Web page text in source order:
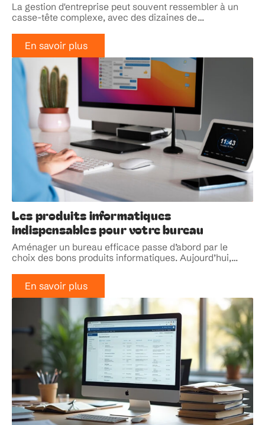
La gestion d'entreprise peut souvent ressembler à un
casse-tête complexe, avec des dizaines de…
En savoir plus
Les produits informatiques
indispensables pour votre bureau
Aménager un bureau efficace passe d’abord par le
choix des bons produits informatiques. Aujourd’hui,…
En savoir plus